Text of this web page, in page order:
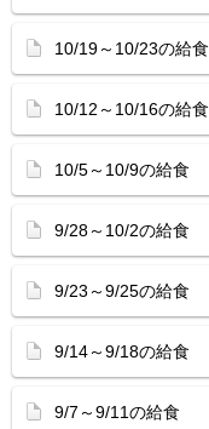
10/19～10/23の給食
10/12～10/16の給食
10/5～10/9の給食
9/28～10/2の給食
9/23～9/25の給食
9/14～9/18の給食
9/7～9/11の給食